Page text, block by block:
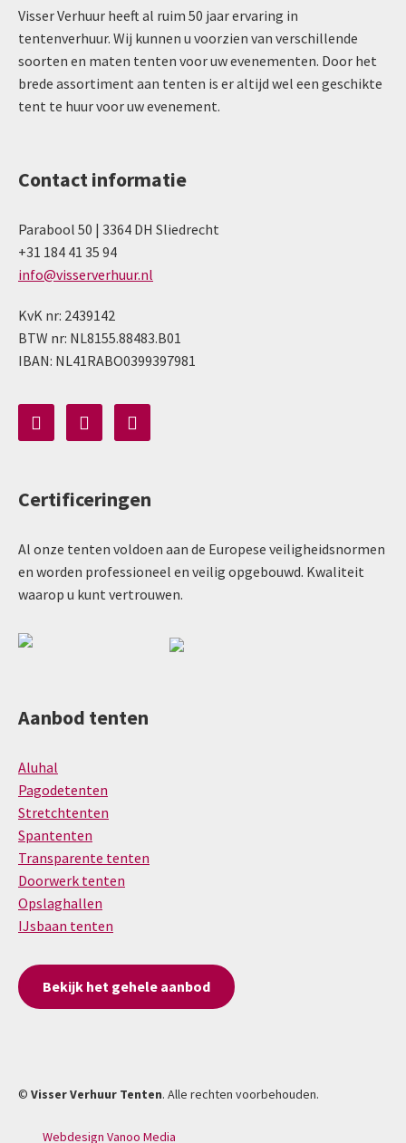
Visser Verhuur heeft al ruim 50 jaar ervaring in
tentenverhuur. Wij kunnen u voorzien van verschillende
soorten en maten tenten voor uw evenementen. Door het
brede assortiment aan tenten is er altijd wel een geschikte
tent te huur voor uw evenement.
Contact informatie
Parabool 50 | 3364 DH Sliedrecht
+31 184 41 35 94
info@visserverhuur.nl
KvK nr: 2439142
BTW nr: NL8155.88483.B01
IBAN: NL41RABO0399397981
Certificeringen
Al onze tenten voldoen aan de Europese veiligheidsnormen
en worden professioneel en veilig opgebouwd. Kwaliteit
waarop u kunt vertrouwen.
Aanbod tenten
Aluhal
Pagodetenten
Stretchtenten
Spantenten
Transparente tenten
Doorwerk tenten
Opslaghallen
IJsbaan tenten
Bekijk het gehele aanbod
© Visser Verhuur Tenten. Alle rechten voorbehouden.
Webdesign Vanoo Media